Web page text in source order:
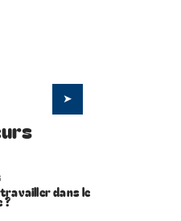
dans le
?